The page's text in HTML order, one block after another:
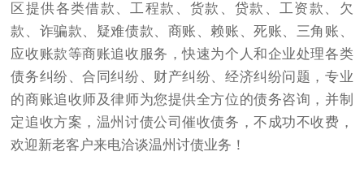
区提供各类借款、工程款、货款、贷款、工资款、欠
款、诈骗款、疑难债款、商账、赖账、死账、三角账、
应收账款等商账追收服务，快速为个人和企业处理各类
债务纠纷、合同纠纷、财产纠纷、经济纠纷问题，专业
的商账追收师及律师为您提供全方位的债务咨询，并制
定追收方案，温州讨债公司催收债务，不成功不收费，
欢迎新老客户来电洽谈温州讨债业务！